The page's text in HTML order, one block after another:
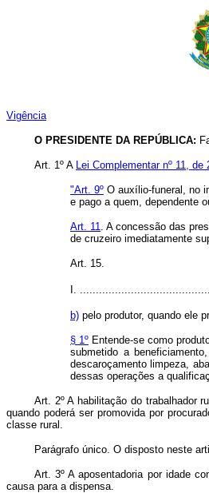
Vigência
O PRESIDENTE DA REPÚBLICA:
Art. 1º A Lei Complementar nº 11,
"Art. 9º O auxílio-funeral, no
e pago a quem, dependente
Art. 11. A concessão das
de cruzeiro imediatamente
Art. 15.
I.
b) pelo produtor, quando ele
§ 1º Entende-se como
submetido a
descaroçamento limpeza,
dessas operações a
Art. 2º A habilitação do trabalhador
quando poderá ser promovida por
classe rural.
Parágrafo único. O disposto neste
Art. 3º A aposentadoria por idade
causa para a dispensa.